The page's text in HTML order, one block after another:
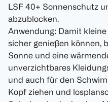
LSF 40+ Sonnenschutz
abzublocken.
Anwendung: Damit
sicher genießen können,
Sonne und eine
unverzichtbares
und auch für den
Kopf ziehen und